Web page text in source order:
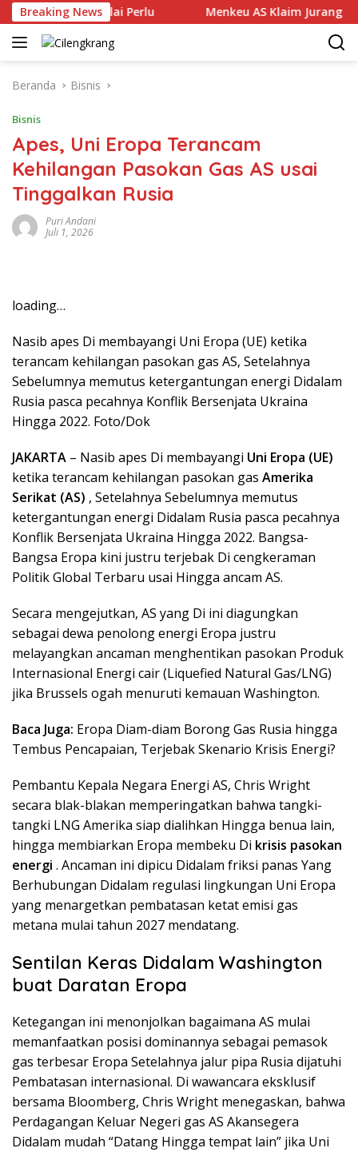
Langsung
ke
konten
Breaking News
TPPO Dinilai Perlu Menkeu AS Klaim Jurang
Beranda Bisnis
Bisnis
Apes, Uni Eropa Terancam
Kehilangan Pasokan Gas AS usai
Tinggalkan Rusia
Puri Andani
Juli 1, 2026
loading…
Nasib apes Di membayangi Uni Eropa (UE) ketika
terancam kehilangan pasokan gas AS, Setelahnya
Sebelumnya memutus ketergantungan energi Didalam
Rusia pasca pecahnya Konflik Bersenjata Ukraina
Hingga 2022. Foto/Dok
JAKARTA – Nasib apes Di membayangi Uni Eropa (UE)
ketika terancam kehilangan pasokan gas Amerika
Serikat (AS) , Setelahnya Sebelumnya memutus
ketergantungan energi Didalam Rusia pasca pecahnya
Konflik Bersenjata Ukraina Hingga 2022. Bangsa-
Bangsa Eropa kini justru terjebak Di cengkeraman
Politik Global Terbaru usai Hingga ancam AS.
Secara mengejutkan, AS yang Di ini diagungkan
sebagai dewa penolong energi Eropa justru
melayangkan ancaman menghentikan pasokan Produk
Internasional Energi cair (Liquefied Natural Gas/LNG)
jika Brussels ogah menuruti kemauan Washington.
Baca Juga: Eropa Diam-diam Borong Gas Rusia hingga
Tembus Pencapaian, Terjebak Skenario Krisis Energi?
Pembantu Kepala Negara Energi AS, Chris Wright
secara blak-blakan memperingatkan bahwa tangki-
tangki LNG Amerika siap dialihkan Hingga benua lain,
hingga membiarkan Eropa membeku Di krisis pasokan
energi . Ancaman ini dipicu Didalam friksi panas Yang
Berhubungan Didalam regulasi lingkungan Uni Eropa
yang menargetkan pembatasan ketat emisi gas
metana mulai tahun 2027 mendatang.
Sentilan Keras Didalam Washington
buat Daratan Eropa
Ketegangan ini menonjolkan bagaimana AS mulai
memanfaatkan posisi dominannya sebagai pemasok
gas terbesar Eropa Setelahnya jalur pipa Rusia dijatuhi
Pembatasan internasional. Di wawancara eksklusif
bersama Bloomberg, Chris Wright menegaskan, bahwa
Perdagangan Keluar Negeri gas AS Akansegera
Didalam mudah “Datang Hingga tempat lain” jika Uni